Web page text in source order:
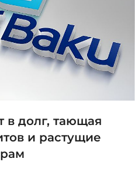
в долг, тающая
и растущие